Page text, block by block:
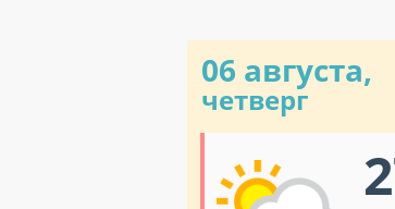
06 августа,
четверг